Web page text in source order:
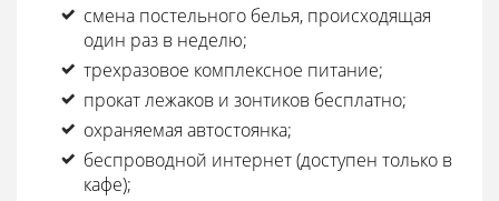
смена постельного белья, происходящая
один раз в неделю;
трехразовое комплексное питание;
прокат лежаков и зонтиков бесплатно;
охраняемая автостоянка;
беспроводной интернет (доступен только в
кафе);